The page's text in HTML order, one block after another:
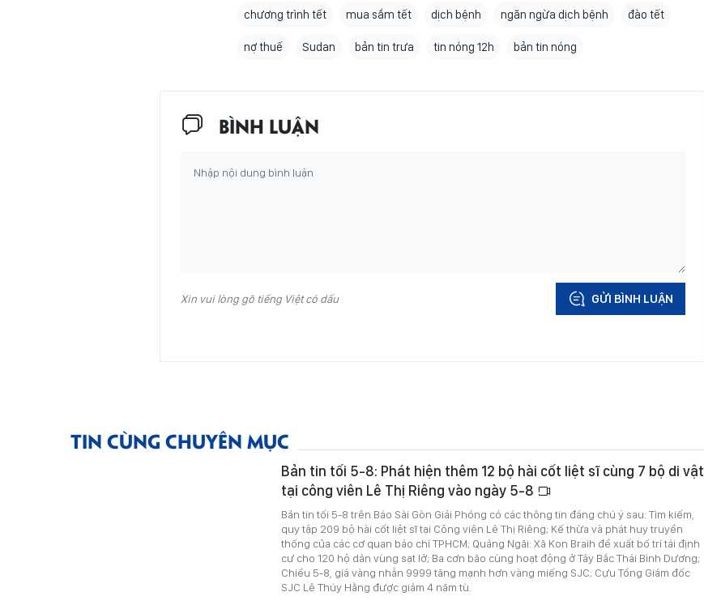
chương trình tết mua sắm tết dịch bệnh ngăn ngừa dịch bệnh đào tết
nợ thuế Sudan bản tin trưa tin nóng 12h bản tin nóng
BÌNH LUẬN
Xin vui lòng gõ tiếng Việt có dấu GỬI BÌNH LUẬN
TIN CÙNG CHUYÊN MỤC
Bản tin tối 5-8: Phát hiện thêm 12 bộ hài cốt liệt sĩ cùng 7 bộ di vật
tại công viên Lê Thị Riêng vào ngày 5-8
Bản tin tối 5-8 trên Báo Sài Gòn Giải Phóng có các thông tin đáng chú ý sau: Tìm kiếm,
quy tập 209 bộ hài cốt liệt sĩ tại Công viên Lê Thị Riêng; Kế thừa và phát huy truyền
thống của các cơ quan báo chí TPHCM; Quảng Ngãi: Xã Kon Braih đề xuất bố trí tái định
cư cho 120 hộ dân vùng sạt lở; Ba cơn bão cùng hoạt động ở Tây Bắc Thái Bình Dương;
Chiều 5-8, giá vàng nhẫn 9999 tăng mạnh hơn vàng miếng SJC; Cựu Tổng Giám đốc
SJC Lê Thúy Hằng được giảm 4 năm tù.